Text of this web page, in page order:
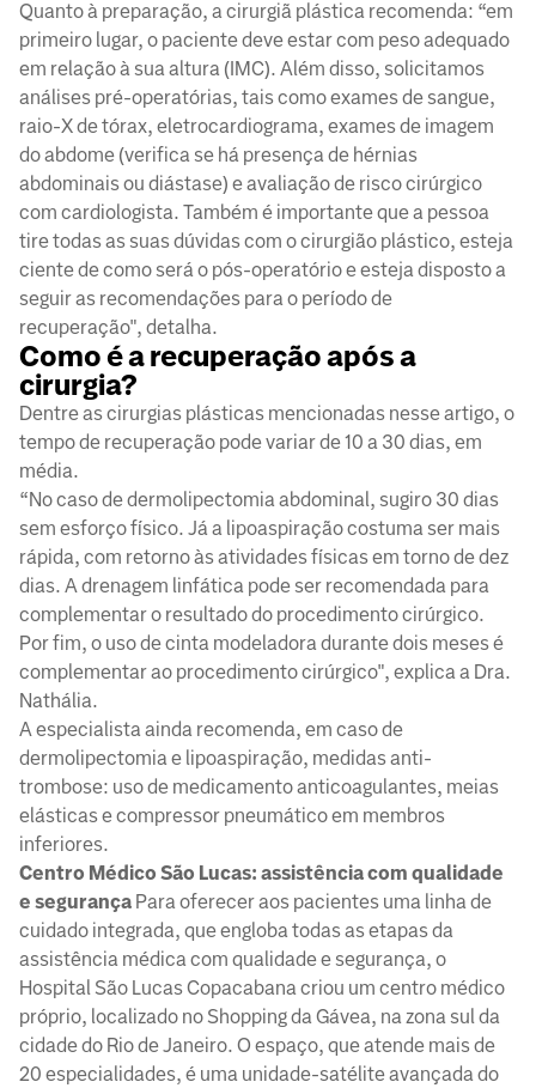
Quanto à preparação, a cirurgiã plástica recomenda: “em
primeiro lugar, o paciente deve estar com peso adequado
em relação à sua altura (IMC). Além disso, solicitamos
análises pré-operatórias, tais como exames de sangue,
raio-X de tórax, eletrocardiograma, exames de imagem
do abdome (verifica se há presença de hérnias
abdominais ou diástase) e avaliação de risco cirúrgico
com cardiologista. Também é importante que a pessoa
tire todas as suas dúvidas com o cirurgião plástico, esteja
ciente de como será o pós-operatório e esteja disposto a
seguir as recomendações para o período de
recuperação", detalha.
Como é a recuperação após a
cirurgia?
Dentre as cirurgias plásticas mencionadas nesse artigo, o
tempo de recuperação pode variar de 10 a 30 dias, em
média.
“No caso de dermolipectomia abdominal, sugiro 30 dias
sem esforço físico. Já a lipoaspiração costuma ser mais
rápida, com retorno às atividades físicas em torno de dez
dias. A drenagem linfática pode ser recomendada para
complementar o resultado do procedimento cirúrgico.
Por fim, o uso de cinta modeladora durante dois meses é
complementar ao procedimento cirúrgico", explica a Dra.
Nathália.
A especialista ainda recomenda, em caso de
dermolipectomia e lipoaspiração, medidas anti-
trombose: uso de medicamento anticoagulantes, meias
elásticas e compressor pneumático em membros
inferiores.
Centro Médico São Lucas: assistência com qualidade
e segurança Para oferecer aos pacientes uma linha de
cuidado integrada, que engloba todas as etapas da
assistência médica com qualidade e segurança, o
Hospital São Lucas Copacabana criou um centro médico
próprio, localizado no Shopping da Gávea, na zona sul da
cidade do Rio de Janeiro. O espaço, que atende mais de
20 especialidades, é uma unidade-satélite avançada do